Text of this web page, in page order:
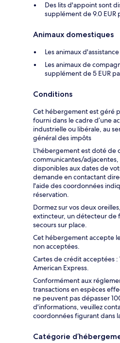
Des lits d'appoint sont
supplément de 9.0 EUR
Animaux domestiques
Les animaux
Les animaux de
supplément de 5 EUR
Conditions
Cet hébergement est géré
fourni dans le cadre d’une
industrielle ou libérale, au
général des impôts
L'hébergement est doté de
communicantes/
disponibles aux dates de
demande en contactant
l'aide des coordonnées
réservation.
Dormez sur vos deux
extincteur, un détecteur de
secours sur place.
Cet hébergement accepte
non acceptées.
Cartes de crédit acceptées
American Express.
Conformément aux
transactions en espèces
ne peuvent pas dépasser
d'informations, veuillez
coordonnées figurant dans
Catégorie